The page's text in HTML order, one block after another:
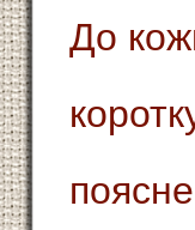
До